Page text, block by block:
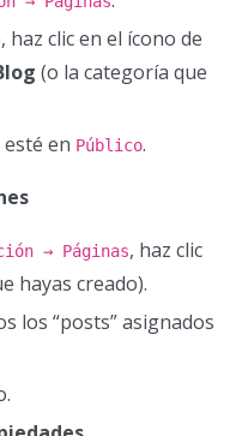
clic en el ícono de
(o la categoría que
esté en Público.
→ Páginas, haz clic
hayas creado).
los “posts” asignados